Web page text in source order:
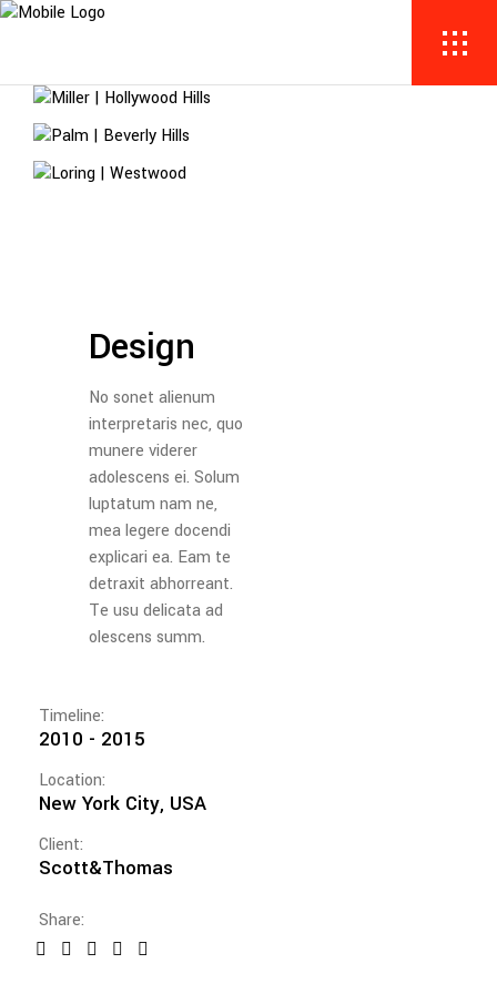
Design
No sonet alienum
interpretaris nec, quo
munere viderer
adolescens ei. Solum
luptatum nam ne,
mea legere docendi
explicari ea. Eam te
detraxit abhorreant.
Te usu delicata ad
olescens summ.
Timeline:
2010 - 2015
Location:
New York City, USA
Client:
Scott&Thomas
Share: